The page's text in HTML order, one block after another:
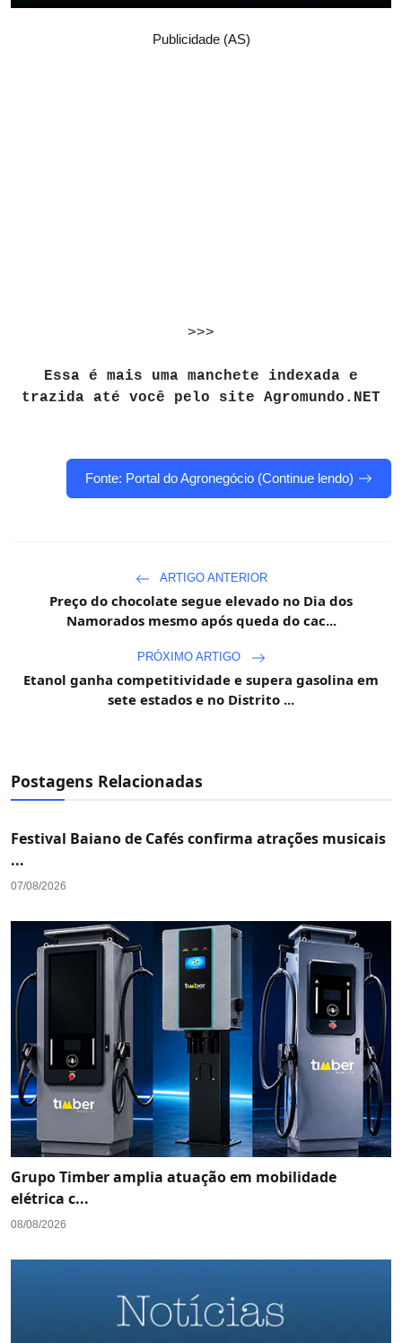
Publicidade (AS)
>>>
Essa é mais uma manchete indexada e
trazida até você pelo site Agromundo.NET
Fonte: Portal do Agronegócio (Continue lendo)
ARTIGO ANTERIOR
Preço do chocolate segue elevado no Dia dos
Namorados mesmo após queda do cac...
PRÓXIMO ARTIGO
Etanol ganha competitividade e supera gasolina em
sete estados e no Distrito ...
Postagens Relacionadas
Festival Baiano de Cafés confirma atrações musicais
...
07/08/2026
Grupo Timber amplia atuação em mobilidade
elétrica c...
08/08/2026